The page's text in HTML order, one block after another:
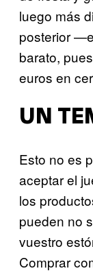
luego más
posterior
barato,
euros en
UN
Esto no es
aceptar el
los
pueden no
vuestro
Comprar